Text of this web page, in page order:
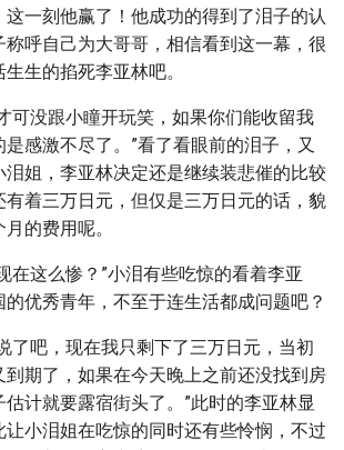
一刻他赢了！他成功的得到了泪子的认
称呼自己为大哥哥，相信看到这一幕，很
生的掐死李亚林吧。
可没跟小瞳开玩笑，如果你们能收留我
感激不尽了。”看了看眼前的泪子，又
泪姐，李亚林决定还是继续装悲催的比较
有着三万日元，但仅是三万日元的话，貌
的费用呢。
在这么惨？”小泪有些吃惊的看着李亚
优秀青年，不至于连生活都成问题吧？
了吧，现在我只剩下了三万日元，当初
到期了，如果在今天晚上之前还没找到房
计就要露宿街头了。”此时的李亚林显
小泪姐在吃惊的同时还有些怜悯，不过